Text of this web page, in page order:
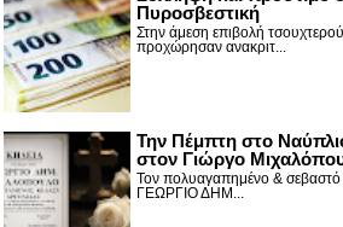
Πυροσβεστική
Στην άμεση επιβολή
προχώρησαν ανακριτ...
Την Πέμπτη στο
στον Γιώργο
Τον πολυαγαπημένο &
ΓΕΩΡΓΙΟ ΔΗΜ...